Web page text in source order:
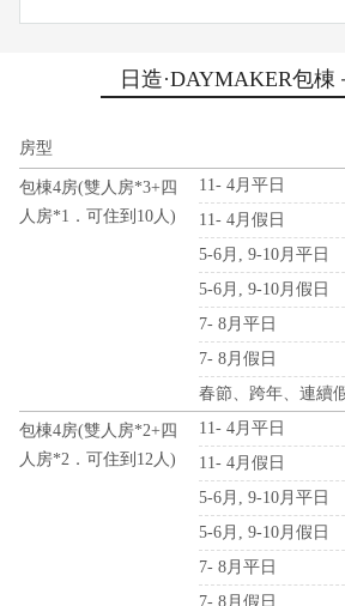
日造·DAYMAKER包棟
房型
包棟4房(雙人房*3+四
人房*1．可住到10人)
11- 4月平日
11- 4月假日
5-6月, 9-10月平日
5-6月, 9-10月假日
7- 8月平日
7- 8月假日
春節、跨年、連續
包棟4房(雙人房*2+四
人房*2．可住到12人)
11- 4月平日
11- 4月假日
5-6月, 9-10月平日
5-6月, 9-10月假日
7- 8月平日
7- 8月假日